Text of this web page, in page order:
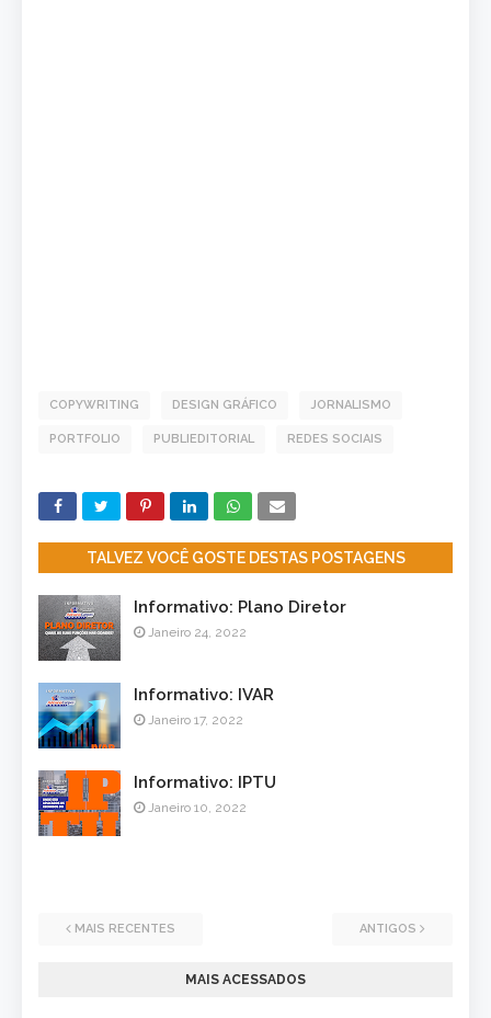
COPYWRITING DESIGN GRÁFICO JORNALISMO
PORTFOLIO PUBLIEDITORIAL REDES SOCIAIS
TALVEZ VOCÊ GOSTE DESTAS POSTAGENS
Informativo: Plano Diretor
Janeiro 24, 2022
Informativo: IVAR
Janeiro 17, 2022
Informativo: IPTU
Janeiro 10, 2022
MAIS RECENTES ANTIGOS
MAIS ACESSADOS